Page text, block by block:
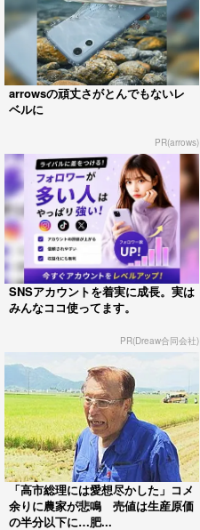
arrowsの頑丈さがとんでもないレ
ベルに
PR(arrows)
SNSアカウントを着実に成長。実は
みんなココ使ってます。
PR(Dreaw合同会社)
「高市総理には愛想尽かした」コメ
余りに農家が悲鳴 売値は生産原価
の半分以下に…肥...